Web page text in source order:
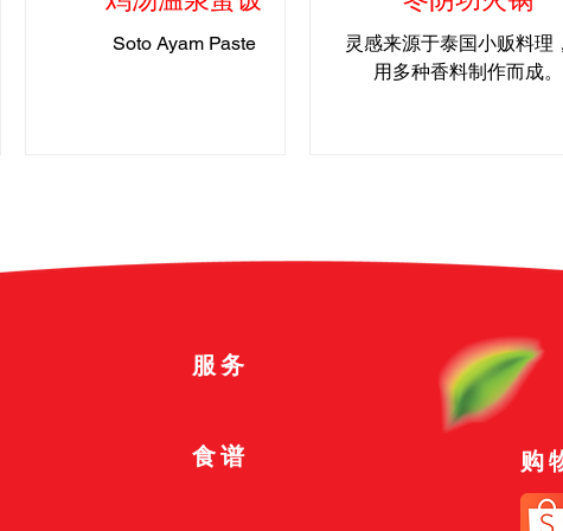
Soto Ayam Paste
灵感来源于泰国小贩料理
用多种香料制作而成。
服务
食谱 购